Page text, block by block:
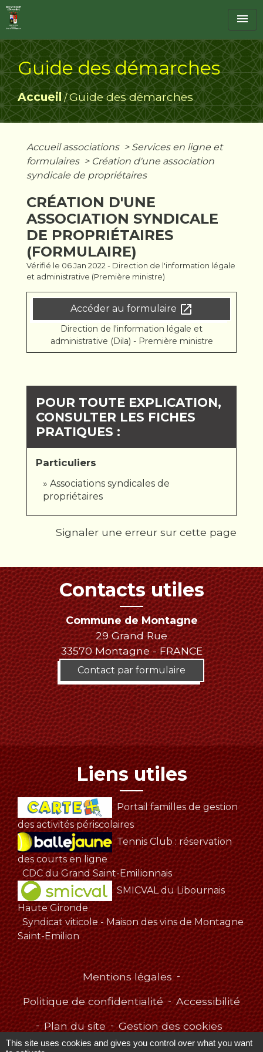
menu
Guide des démarches
Accueil/Guide des démarches
Accueil associations > Services en ligne et
formulaires > Création d'une association
syndicale de propriétaires
CRÉATION D'UNE
ASSOCIATION SYNDICALE
DE PROPRIÉTAIRES
(FORMULAIRE)
Vérifié le 06 Jan 2022 - Direction de l'information légale
et administrative (Première ministre)
Accéder au formulaire open_in_new
Direction de l'information légale et
administrative (Dila) - Première ministre
POUR TOUTE EXPLICATION,
CONSULTER LES FICHES
PRATIQUES :
Particuliers
Associations syndicales de
propriétaires
Signaler une erreur sur cette page
Contacts utiles
Commune de Montagne
29 Grand Rue
33570 Montagne - FRANCE
Contact par formulaire
Liens utiles
Portail familles de gestion
des activités périscolaires
Tennis Club : réservation
des courts en ligne
CDC du Grand Saint-Emilionnais
SMICVAL du Libournais
Haute Gironde
Syndicat viticole - Maison des vins de Montagne
Saint-Emilion
Mentions légales -
Politique de confidentialité - Accessibilité
- Plan du site - Gestion des cookies
This site uses cookies and gives you control over what you want